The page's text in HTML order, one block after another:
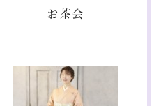
お茶会